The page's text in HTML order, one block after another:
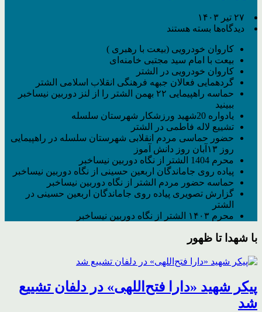
حسینی
در
۲۷ تیر ۱۴۰۳
دیدگاه‌ها برای
۱۴۰۳
الشتر
از
نگاه
دوربین
بسته هستند
کاروان خودرویی (بیعت با رهبری )
بیعت با امام سید مجتبی خامنه‌ای
کاروان خودرویی در الشتر
گردهمایی فعالان جبهه فرهنگی انقلاب اسلامی الشتر
حماسه راهپیمایی ۲۲ بهمن الشتر را از لنز دوربین نیساخبر
ببینید
یادواره 20شهید ورزشکار شهرستان سلسله
تشییع‌ لاله‌ فاطمی در الشتر
حضور حماسی مردم انقلابی شهرستان سلسله در راهپیمایی
روز ۱۳آبان روز دانش آموز
محرم 1404 الشتر از نگاه دوربین نیساخبر
پیاده روی جاماندگان اربعین حسینی از نگاه دوربین نیساخبر
حماسه حضور مردم الشتر از نگاه دوربین نیساخبر
گزارش تصویری پیاده روی جاماندگان اربعین حسینی در
الشتر
محرم ۱۴۰۳ الشتر از نگاه دوربین نیساخبر
با شهدا تا ظهور
پیکر شهید «دارا فتح‌اللهی» در دلفان تشییع
شد